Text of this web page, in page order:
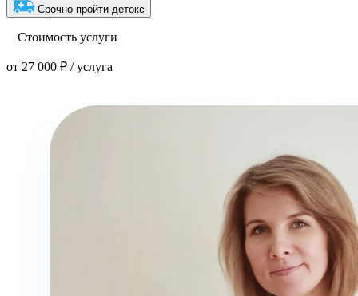
Срочно пройти детокс
Стоимость услуги
от 27 000 ₽ / услуга